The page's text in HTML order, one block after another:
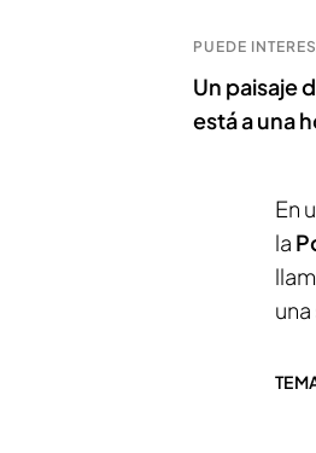
PUEDE
Un paisaje
está a una
En
la